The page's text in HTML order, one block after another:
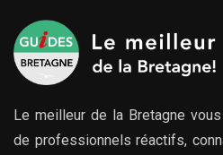
Le meilleur de la Bretagne
de professionnels réactifs,